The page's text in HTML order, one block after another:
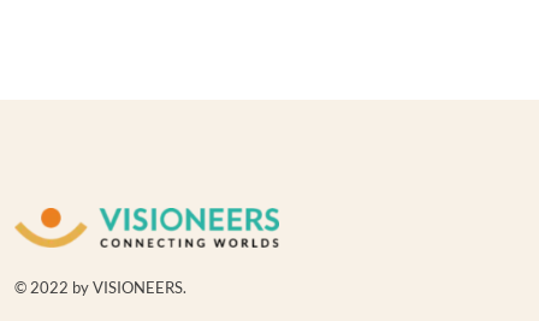
© 2022 by VISIONEERS.